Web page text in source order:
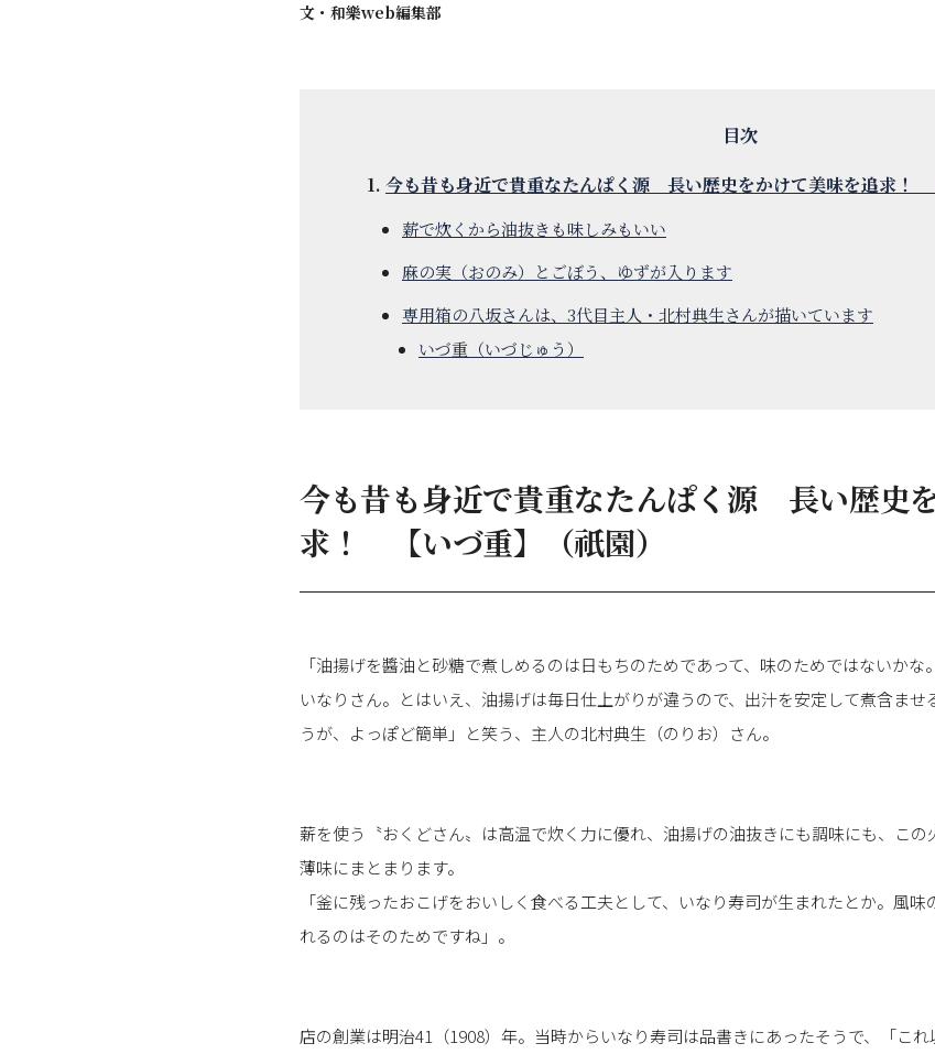
文・ 和樂web編集部
今も昔も身近で貴重なたんぱく源 長い歴史をかけて美味を追求！
薪で炊くから油抜きも味しみもいい
麻の実（おのみ）とごぼう、ゆずが入ります
専用箱の八坂さんは、3代目主人・北村典生さんが描いています
いづ重（いづじゅう）
今も昔も身近で貴重なたんぱく源 長い歴史
求！ 【いづ重】（祇園）
「油揚げを醬油と砂糖で煮しめるのは日もちのためであって、味のためではないか
いなりさん。とはいえ、油揚げは毎日仕上がりが違うので、出汁を安定して煮含ませ
うが、よっぽど簡単」と笑う、主人の北村典生（のりお）さん。
薪を使う〝おくどさん〟は高温で炊く力に優れ、油揚げの油抜きにも調味にも、こ
薄味にまとまります。
「釜に残ったおこげをおいしく食べる工夫として、いなり寿司が生まれたとか。風
れるのはそのためですね」。
店の創業は明治41（1908）年。当時からいなり寿司は品書きにあったそうで、「こ